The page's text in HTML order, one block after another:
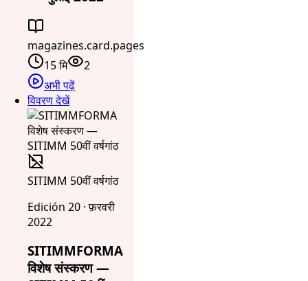
magazines.card.pages
15 मि
2
अभी पढ़ें
विवरण देखें
SITIMM 50वीं वर्षगांठ
Edición 20 · फ़रवरी
2022
SITIMMFORMA
विशेष संस्करण —